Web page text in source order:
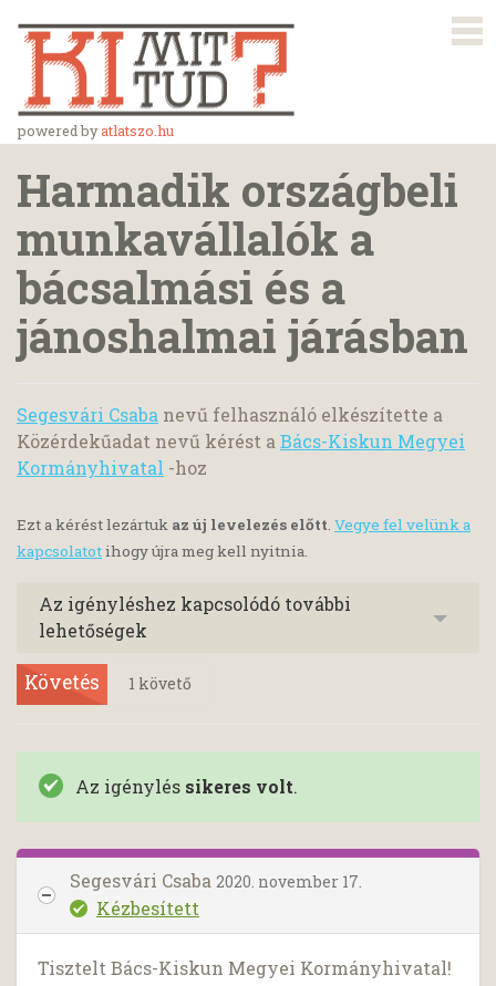
powered byatlatszo.hu
Harmadik országbeli
munkavállalók a
bácsalmási és a
jánoshalmai járásban
Segesvári Csaba nevű felhasználó elkészítette a
Közérdekűadat nevű kérést a Bács-Kiskun Megyei
Kormányhivatal -hoz
Ezt a kérést lezártuk az új levelezés előtt. Vegye fel velünk a
kapcsolatotihogy újra meg kell nyitnia.
Az igényléshez kapcsolódó további
lehetőségek
Követés 1 követő
Az igénylés sikeres volt.
Segesvári Csaba 2020. november 17.
Kézbesített
Tisztelt Bács-Kiskun Megyei Kormányhivatal!